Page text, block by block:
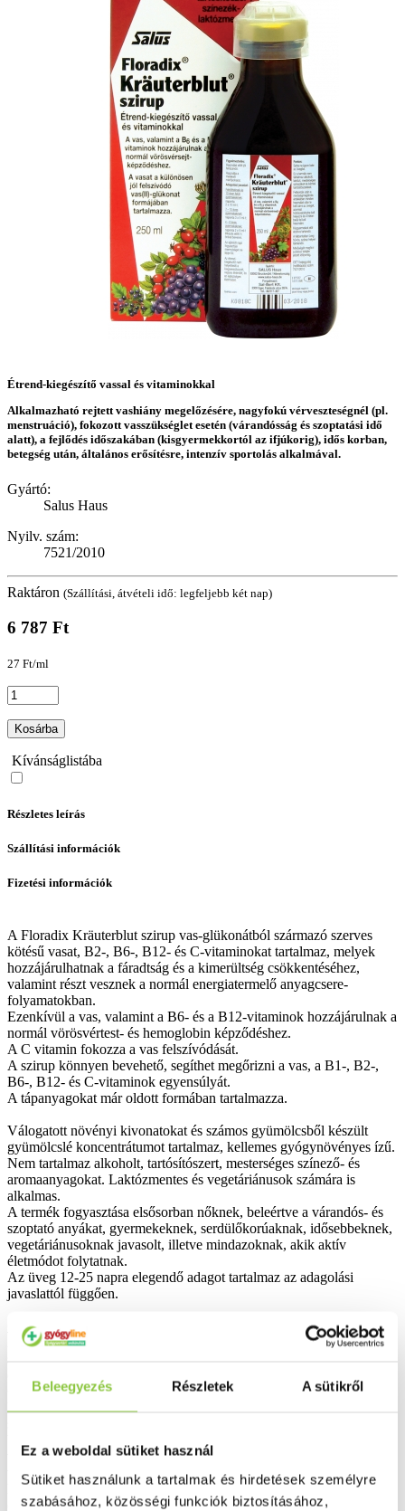
Beleegyezés Részletek A sütikről
Ez a weboldal sütiket használ
Sütiket használunk a tartalmak és hirdetések személyre
szabásához, közösségi funkciók biztosításához,
Étrend-kiegészítő vassal és vitaminokkal
Alkalmazható rejtett vashiány megelőzésére, nagyfokú vérveszteségnél (pl.
menstruáció), fokozott vasszükséglet esetén (várandósság és szoptatási idő
alatt), a fejlődés időszakában (kisgyermekkortól az ifjúkorig), idős korban,
betegség után, általános erősítésre, intenzív sportolás alkalmával.
Gyártó:
Salus Haus
Nyilv. szám:
7521/2010
Raktáron (Szállítási, átvételi idő: legfeljebb két nap)
6 787 Ft
27 Ft/ml
Kosárba
Kívánságlistába
Részletes leírás
Szállítási információk
Fizetési információk
A Floradix Kräuterblut szirup vas-glükonátból származó szerves
kötésű vasat, B2-, B6-, B12- és C-vitaminokat tartalmaz, melyek
hozzájárulhatnak a fáradtság és a kimerültség csökkentéséhez,
valamint részt vesznek a normál energiatermelő anyagcsere-
folyamatokban.
Ezenkívül a vas, valamint a B6- és a B12-vitaminok hozzájárulnak a
normál vörösvértest- és hemoglobin képződéshez.
A C vitamin fokozza a vas felszívódását.
A szirup könnyen bevehető, segíthet megőrizni a vas, a B1-, B2-,
B6-, B12- és C-vitaminok egyensúlyát.
A tápanyagokat már oldott formában tartalmazza.
Válogatott növényi kivonatokat és számos gyümölcsből készült
gyümölcslé koncentrátumot tartalmaz, kellemes gyógynövényes ízű.
Nem tartalmaz alkoholt, tartósítószert, mesterséges színező- és
aromaanyagokat. Laktózmentes és vegetáriánusok számára is
alkalmas.
A termék fogyasztása elsősorban nőknek, beleértve a várandós- és
szoptató anyákat, gyermekeknek, serdülőkorúaknak, idősebbeknek,
vegetáriánusoknak javasolt, illetve mindazoknak, akik aktív
életmódot folytatnak.
Az üveg 12-25 napra elegendő adagot tartalmaz az adagolási
javaslattól függően.
Összetevők:
Az alábbi növények vizes kivonata (54%):
sárgarépagyökér, csalánlevél, spenótlevél, tarackbúza-gyökértörzs,
Gyümölcslé koncentrátum keverék (29,4%):
körte, szőlő, fekete ribiszke juice, szeder, cseresznye, narancs, cékla,
vitamin tartalommal, vas(II)-glükonát, búzacsíra száraz-kivonat, C-
vitamin (L-aszkorbinsav), természetes aromák, B1-vitamin (tiamin-
hidroklorid), B2-vitamin (riboflavin-5'-foszfát nátrium), B6-vitamin
(piridoxin-hidroklorid), B12-vitamin (ciano-kobalamin).